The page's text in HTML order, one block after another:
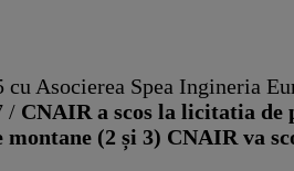
Asocierea Spea Ingineria
/ CNAIR a scos la licitatia
(2 și 3) CNAIR va